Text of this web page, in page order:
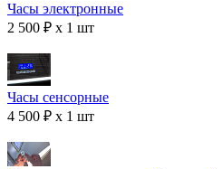
Часы электронные
2 500 ₽ x 1 шт
Часы сенсорные
4 500 ₽ x 1 шт